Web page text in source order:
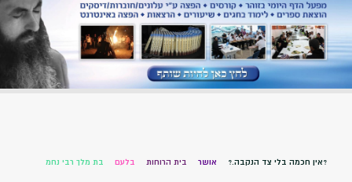
?אין חכמה בלי צד הנקבה.? אושר בית הרוחות בלעם בת מלך רבי נחמ